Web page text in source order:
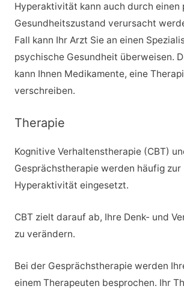
Hyperaktivität kann auch durch einen
Gesundheitszustand verursacht
Fall kann Ihr Arzt Sie an einen
psychische Gesundheit überweisen.
kann Ihnen Medikamente, eine
verschreiben.
Therapie
Kognitive Verhaltenstherapie (CBT)
Gesprächstherapie werden häufig zur
Hyperaktivität eingesetzt.
CBT zielt darauf ab, Ihre Denk- und
zu verändern.
Bei der Gesprächstherapie werden
einem Therapeuten besprochen. Ihr